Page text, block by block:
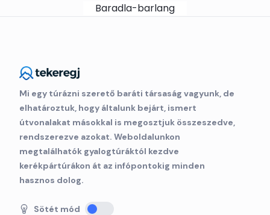
Skip to main contentBaradla-barlang
Mi egy túrázni szerető baráti társaság vagyunk, de
elhatároztuk, hogy általunk bejárt, ismert
útvonalakat másokkal is megosztjuk összeszedve,
rendszerezve azokat. Weboldalunkon
megtalálhatók gyalogtúráktól kezdve
kerékpártúrákon át az infópontokig minden
hasznos dolog.
Sötét mód